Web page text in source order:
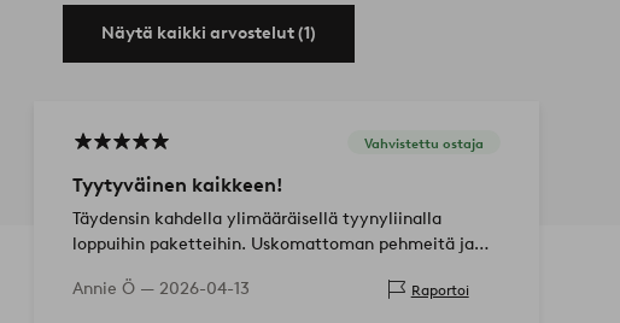
Näytä kaikki arvostelut (1)
Vahvistettu ostaja
Tyytyväinen kaikkeen!
Täydensin kahdella ylimääräisellä tyynyliinalla
loppuihin paketteihin. Uskomattoman pehmeitä ja
mukainen.
Annie Ö — 2026-04-13 Raportoi